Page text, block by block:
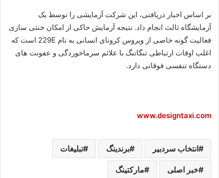
بر اساس اخبار دریافتی، این شرکت آزمایشی را توسط یک
آزمایشگاه ثالث انجام داد. نتیجه آزمایش حاکی از امکان خنثی سازی
فعالیت گونه خاصی از ویروس کرونای انسانی به نام 229E است که
اغلب اوقات ارتباطی تنگاتنگ با علائم سرماخوردگی و عفونت های
دستگاه تنفسی فوقانی دارد.
www.designtaxi.com
انتخاب سردبیر برندینگ تبلیغات
خبر اصلی مارکتینگ